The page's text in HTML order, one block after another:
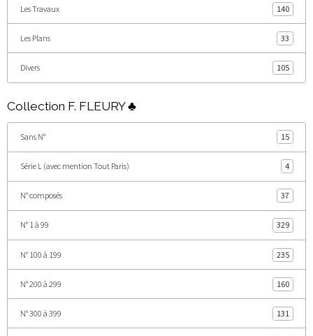
Les Travaux 140
Les Plans 33
Divers 105
Collection F. FLEURY ♣
Sans N° 15
Série L (avec mention Tout Paris) 4
N° composés 37
N° 1 à 99 329
N° 100 à 199 235
N° 200 à 299 160
N° 300 à 399 131